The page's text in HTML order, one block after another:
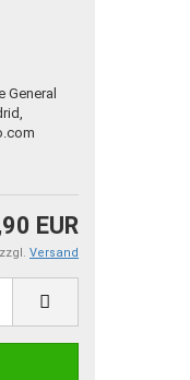
General
EUR
Versand